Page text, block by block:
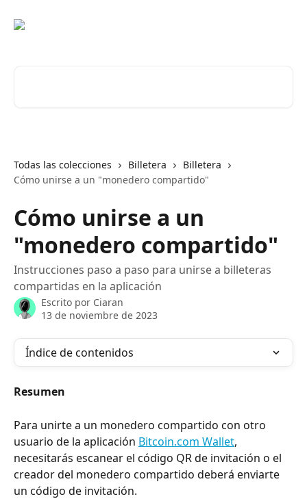
Todas las colecciones Billetera
Billetera
Cómo unirse a un "monedero compartido"
Cómo unirse a un
"monedero compartido"
Instrucciones paso a paso para unirse a billeteras
compartidas en la aplicación
Escrito por Ciaran
13 de noviembre de 2023
Índice de contenidos
Resumen
Para unirte a un monedero compartido con otro
usuario de la aplicación Bitcoin.com Wallet,
necesitarás escanear el código QR de invitación o el
creador del monedero compartido deberá enviarte
un código de invitación.